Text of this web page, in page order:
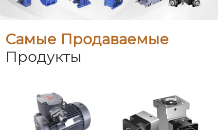
Самые Продаваемые
Продукты